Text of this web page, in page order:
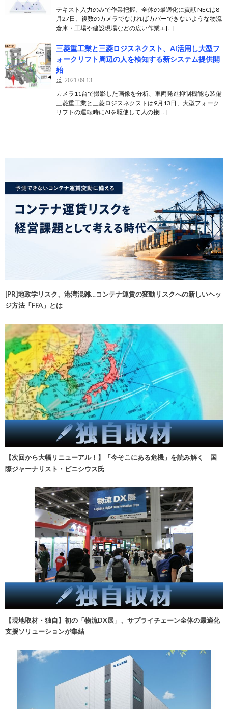
テキスト入力のみで作業把握、全体の最適化に貢献 NECは8
月27日、複数のカメラでなければカバーできないような物流
倉庫・工場や建設現場などの広い作業エ[…]
三菱重工業と三菱ロジスネクスト、AI活用し大型フ
ォークリフト周辺の人を検知する新システム提供開
始
2021.09.13
カメラ11台で撮影した画像を分析、車両発進抑制機能も装備
三菱重工業と三菱ロジスネクストは9月13日、大型フォーク
リフトの運転時にAIを駆使して人の接[…]
[PR]地政学リスク、港湾混雑…コンテナ運賃の変動リスクへの新しいヘッ
ジ方法「FFA」とは
【次回から大幅リニューアル！】「今そこにある危機」を読み解く 国
際ジャーナリスト・ビニシウス氏
【現地取材・独自】初の「物流DX展」、サプライチェーン全体の最適化
支援ソリューションが集結